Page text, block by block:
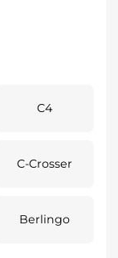
C4
C-Crosser
Berlingo